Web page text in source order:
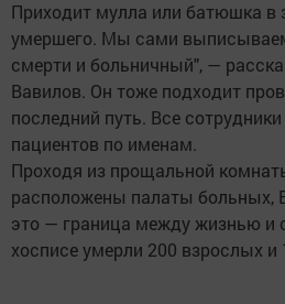
Приходит мулла или батюшка в
умершего. Мы сами
смерти и больничный", —
Вавилов. Он тоже подходит
последний путь. Все
пациентов по именам.
Проходя из прощальной
расположены палаты больных,
это — граница между жизнью и
хосписе умерли 200 взрослых и